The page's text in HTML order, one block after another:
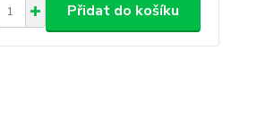
Přidat do košíku